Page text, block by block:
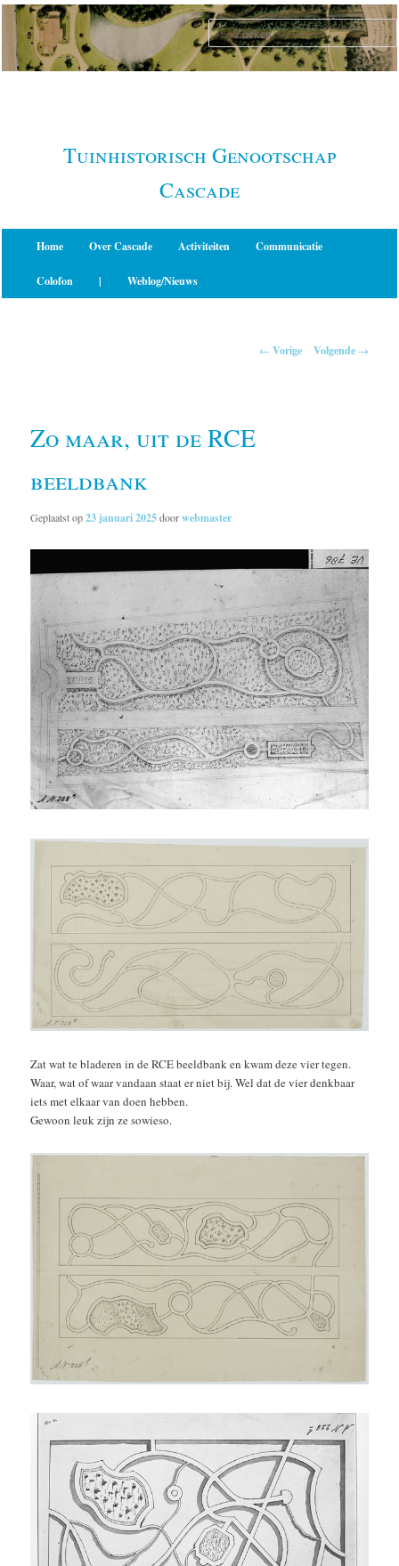
Spring
naar
primaire
Tuinhistorisch Genootschap
Cascade
Home Over Cascade Activiteiten Communicatie
Colofon | Weblog/Nieuws
← Vorige Volgende →
Zo maar, uit de RCE
beeldbank
Geplaatst op23 januari 2025doorwebmaster
Zat wat te bladeren in de RCE beeldbank en kwam deze vier tegen.
Waar, wat of waar vandaan staat er niet bij. Wel dat de vier denkbaar
iets met elkaar van doen hebben.
Gewoon leuk zijn ze sowieso.